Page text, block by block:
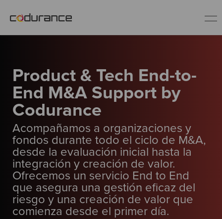
Clientes
Servicios
Buenas prácticas
Sobre nosotros
Únete al equipo
Product & Tech End-to-
End M&A Support by
Codurance
Acompañamos a organizaciones y
fondos durante todo el ciclo de M&A,
desde la evaluación inicial hasta la
integración y creación de valor.
Ofrecemos un servicio End to End
que asegura una gestión eficaz del
riesgo y una creación de valor que
comienza desde el primer día.